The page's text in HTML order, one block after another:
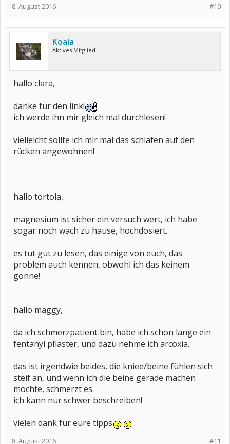
#10
8. August 2016
Koala
Aktives Mitglied
hallo clara,
danke für den link!
ich werde ihn mir gleich mal durchlesen!
vielleicht sollte ich mir mal das schlafen auf den
rücken angewohnen!
hallo tortola,
magnesium ist sicher ein versuch wert, ich habe
sogar noch wach zu hause, hochdosiert.
es tut gut zu lesen, das einige von euch, das
problem auch kennen, obwohl ich das keinem
gönne!
hallo maggy,
da ich schmerzpatient bin, habe ich schon lange ein
fentanyl pflaster, und dazu nehme ich arcoxia.
das ist irgendwie beides, die kniee/beine fühlen sich
steif an, und wenn ich die beine gerade machen
möchte, schmerzt es.
ich kann nur schwer beschreiben!
vielen dank für eure tipps
#11
8. August 2016